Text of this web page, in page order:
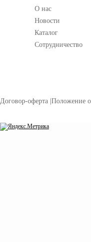
О нас
Новости
Каталог
Сотрудничество
Договор-оферта Положение